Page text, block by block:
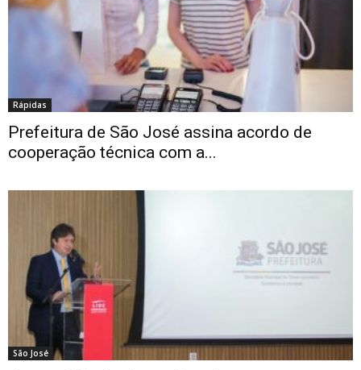
Rápidas
Prefeitura de São José assina acordo de
cooperação técnica com a...
São José